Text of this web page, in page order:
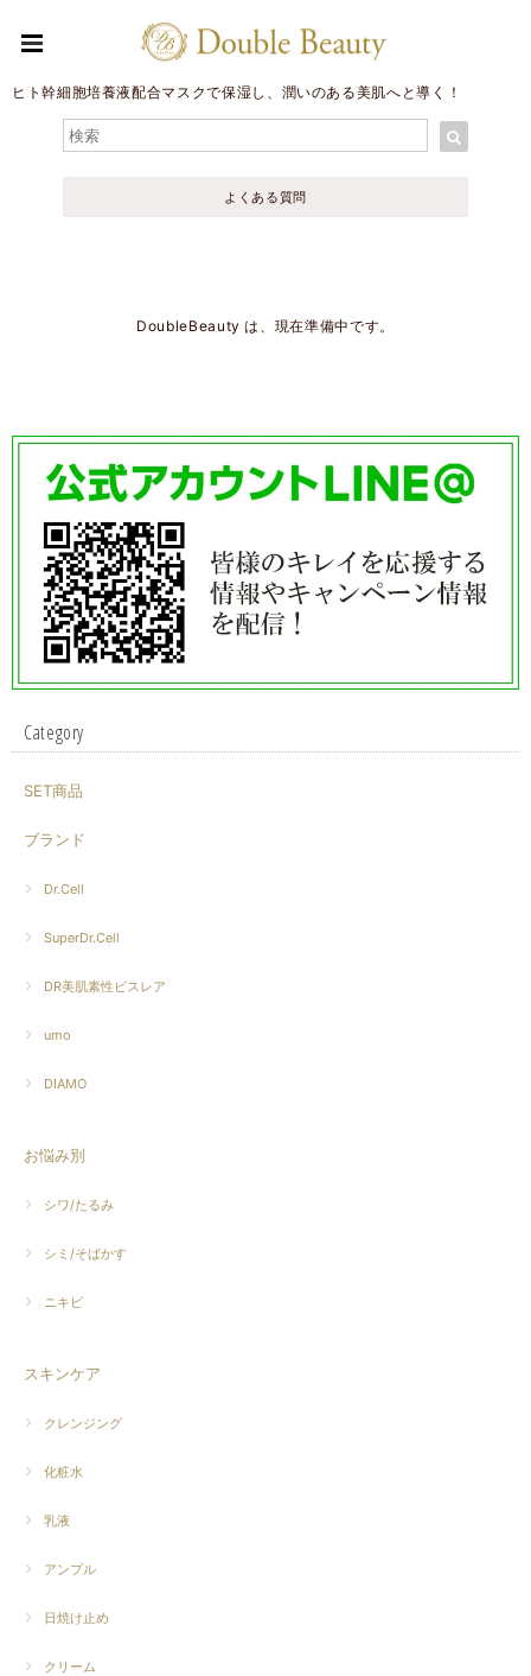
ヒト幹細胞培養液配合マスクで保湿し、潤いのある美肌へと導く！
よくある質問
DoubleBeauty は、現在準備中です。
Category
SET商品
ブランド
Dr.Cell
SuperDr.Cell
DR美肌素性ビスレア
umo
DIAMO
お悩み別
シワ/たるみ
シミ/そばかす
ニキビ
スキンケア
クレンジング
化粧水
乳液
アンプル
日焼け止め
クリーム